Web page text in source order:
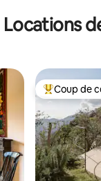
Locations
Coups de
Coup de